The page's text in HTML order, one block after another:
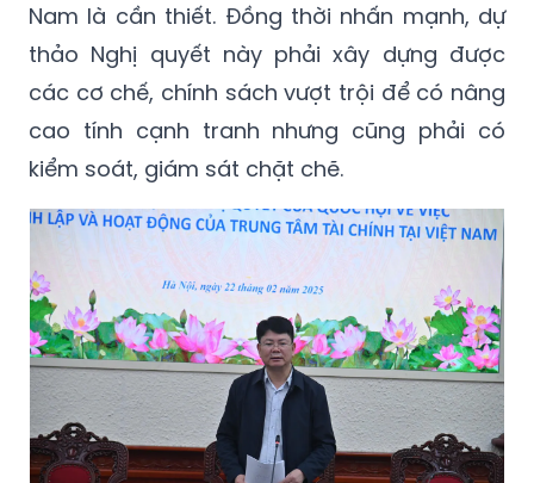
Nam là cần thiết. Đồng thời nhấn mạnh, dự
thảo Nghị quyết này phải xây dựng được
các cơ chế, chính sách vượt trội để có nâng
cao tính cạnh tranh nhưng cũng phải có
kiểm soát, giám sát chặt chẽ.